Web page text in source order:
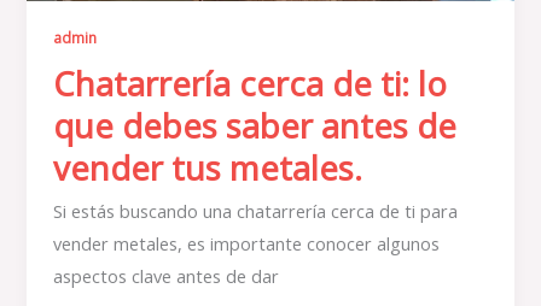
admin
Chatarrería cerca de ti: lo
que debes saber antes de
vender tus metales.
Si estás buscando una chatarrería cerca de ti para
vender metales, es importante conocer algunos
aspectos clave antes de dar
tus
metales.